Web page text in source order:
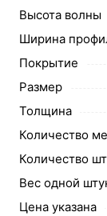
Высота волны
Ширина
Покрытие
Размер
Толщина
Количество
Количество
Вес одной
Цена указана